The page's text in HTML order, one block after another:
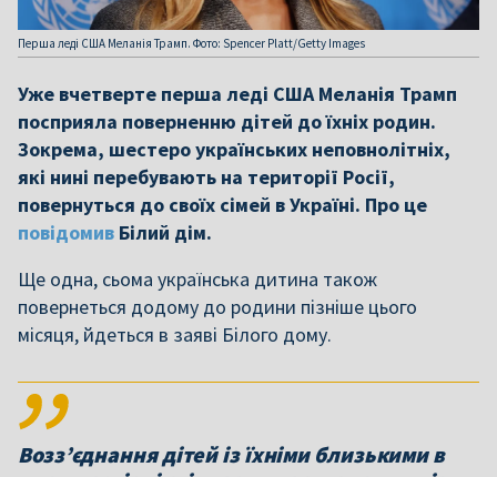
Перша леді США Меланія Трамп. Фото: Spencer Platt/Getty Images
Уже вчетверте перша леді США Меланія Трамп
посприяла поверненню дітей до їхніх родин.
Зокрема, шестеро українських неповнолітніх,
які нині перебувають на території Росії,
повернуться до своїх сімей в Україні. Про це
повідомив Білий дім.
Ще одна, сьома українська дитина також
повернеться додому до родини пізніше цього
Возз’єднання дітей із їхніми близькими в